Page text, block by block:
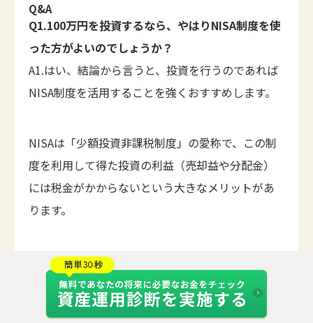
Q&A
Q1.100万円を投資するなら、やはりNISA制度を使
った方がよいのでしょうか？
A1.はい、結論から言うと、投資を行うのであれば
NISA制度を活用することを強くおすすめします。
NISAは「少額投資非課税制度」の愛称で、この制
度を利用して得た投資の利益（売却益や分配金）
には税金がかからないという大きなメリットがあ
ります。
通常、利益に対しては約20%の税金がかかるた
め、この差は非常に大きいです。100万円の投資で
あればNISAの非課税保有限度額の範囲内に収まる